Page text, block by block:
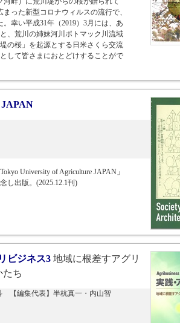
った新型コロナウィルスの流行で、
幸い平成31年（2019）3月には、あ
、荒川の姉妹河川ポトマック川流域
の桜」を起源とする日米さくら交流
して皆さまにおとどけすることがで
JAPAN
University of Agriculture JAPAN」
し出版。(2025.12.1刊)
ビジネス3 地域に根差すアグリ
たち
【編集代表】半杭真一・内山智